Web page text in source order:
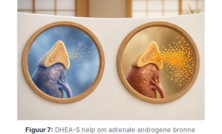
Figuur 7: DHEA-S help om adrenale androgene bronne
Suomi
Slovenčina
كوردی‎
پښتو
سنڌي
සිංහල
অসমীয়া